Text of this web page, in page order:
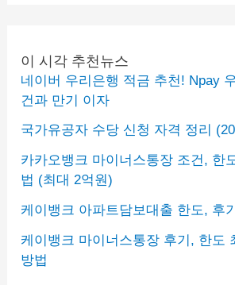
이 시각 추천뉴스
네이버 우리은행 적금 추천! Npay
건과 만기 이자
국가유공자 수당 신청 자격 정리
카카오뱅크 마이너스통장 조건, 한
법 (최대 2억원)
케이뱅크 아파트담보대출 한도, 후
케이뱅크 마이너스통장 후기, 한도
방법